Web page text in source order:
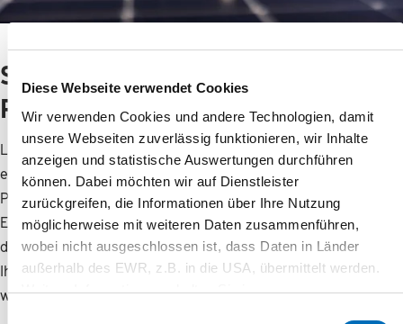
Diese Webseite verwendet Cookies
Wir verwenden Cookies und andere Technologien, damit
unsere Webseiten zuverlässig funktionieren, wir Inhalte
anzeigen und statistische Auswertungen durchführen
können. Dabei möchten wir auf Dienstleister
zurückgreifen, die Informationen über Ihre Nutzung
möglicherweise mit weiteren Daten zusammenführen,
wobei nicht ausgeschlossen ist, dass Daten in Länder
außerhalb des EWR, z.B. in die USA, übermittelt werden.
Weitere Informationen erhalten Sie in unseren
Sonnenstrom vom Dach:
Photovoltaik
Lassen Sie die Sonne für sich arbeiten. Und erzeugen Sie
einfach sauberen Strom vom eigenen Dach. Mit einer
Photovoltaik-Anlage steigen Sie in die nachhaltige
Energieerzeugung ein. Ihr Hausdach. Ihr Strom. Sie senken
damit nicht nur Ihre Stromkosten, sondern steigern den Wert
Ihrer Immobilie. Denn erneuerbare Energien waren noch nie so
wertvoll wie heute. Wir zeigen Ihnen gerne, was zu tun ist.